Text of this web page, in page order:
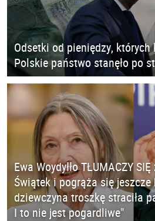
Odsetki od pieniędzy, których
Polskie państwo stanęło po
Ewa Woydyłło TŁUMACZY
Świątek i pogrąża się jeszcze
dziewczyna troszkę straciła
I to nie jest pogardliwe"